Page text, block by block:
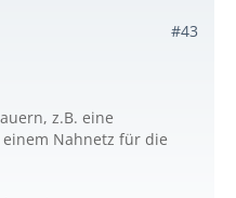
#43
z.B. eine
Nahnetz für die